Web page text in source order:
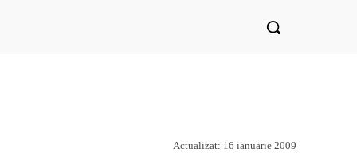
Actualizat: 16 ianuarie 2009